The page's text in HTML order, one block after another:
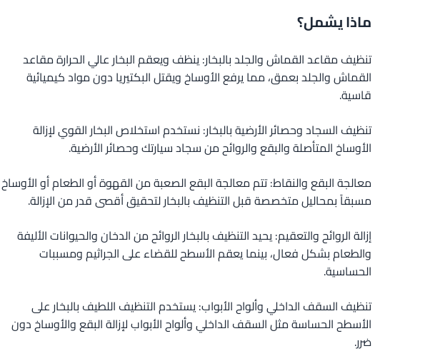
ماذا يشمل؟
تنظيف مقاعد القماش والجلد بالبخار: ينظف ويعقم البخار عالي الحرارة مقاعد
القماش والجلد بعمق، مما يرفع الأوساخ ويقتل البكتيريا دون مواد كيميائية
قاسية.
تنظيف السجاد وحصائر الأرضية بالبخار: نستخدم استخلاص البخار القوي لإزالة
الأوساخ المتأصلة والبقع والروائح من سجاد سيارتك وحصائر الأرضية.
معالجة البقع والنقاط: تتم معالجة البقع الصعبة من القهوة أو الطعام أو الأوساخ
مسبقاً بمحاليل متخصصة قبل التنظيف بالبخار لتحقيق أقصى قدر من الإزالة.
إزالة الروائح والتعقيم: يحيد التنظيف بالبخار الروائح من الدخان والحيوانات الأليفة
والطعام بشكل فعال، بينما يعقم الأسطح للقضاء على الجراثيم ومسببات
الحساسية.
تنظيف السقف الداخلي وألواح الأبواب: يستخدم التنظيف اللطيف بالبخار على
الأسطح الحساسة مثل السقف الداخلي وألواح الأبواب لإزالة البقع والأوساخ دون
ضرر.